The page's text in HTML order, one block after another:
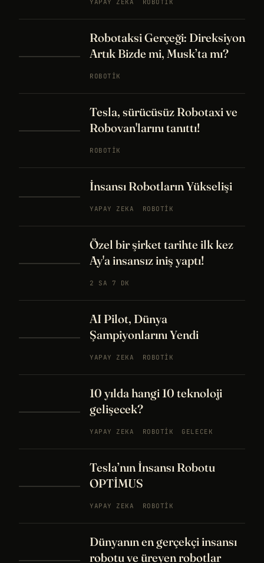
YAPAY ZEKA ROBOTIK
Robotaksi Gerçeği: Direksiyon
Artık Bizde mi, Musk’ta mı?
ROBOTIK
Tesla, sürücüsüz Robotaxi ve
Robovan'larını tanıttı!
ROBOTIK
İnsansı Robotların Yükselişi
YAPAY ZEKA ROBOTIK
Özel bir şirket tarihte ilk kez
Ay'a insansız iniş yaptı!
2 SA 7 DK
AI Pilot, Dünya
Şampiyonlarını Yendi
YAPAY ZEKA ROBOTIK
10 yılda hangi 10 teknoloji
gelişecek?
YAPAY ZEKA ROBOTIK GELECEK
Tesla’nın İnsansı Robotu
OPTİMUS
YAPAY ZEKA ROBOTIK
Dünyanın en gerçekçi insansı
robotu ve üreyen robotlar